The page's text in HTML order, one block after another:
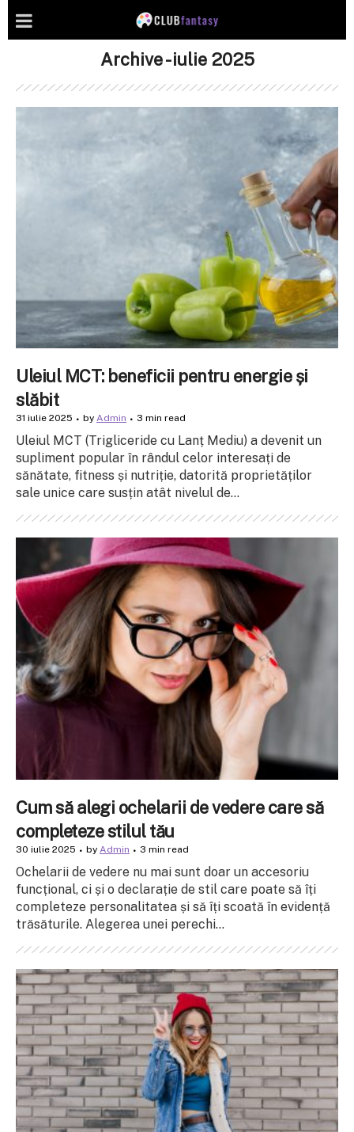
Archive - iulie 2025
Uleiul MCT: beneficii pentru energie și
slăbit
31 iulie 2025 by Admin 3 min read
Uleiul MCT (Trigliceride cu Lanț Mediu) a devenit un
supliment popular în rândul celor interesați de
sănătate, fitness și nutriție, datorită proprietăților
sale unice care susțin atât nivelul de...
Cum să alegi ochelarii de vedere care să
completeze stilul tău
30 iulie 2025 by Admin 3 min read
Ochelarii de vedere nu mai sunt doar un accesoriu
funcțional, ci și o declarație de stil care poate să îți
completeze personalitatea și să îți scoată în evidență
trăsăturile. Alegerea unei perechi...